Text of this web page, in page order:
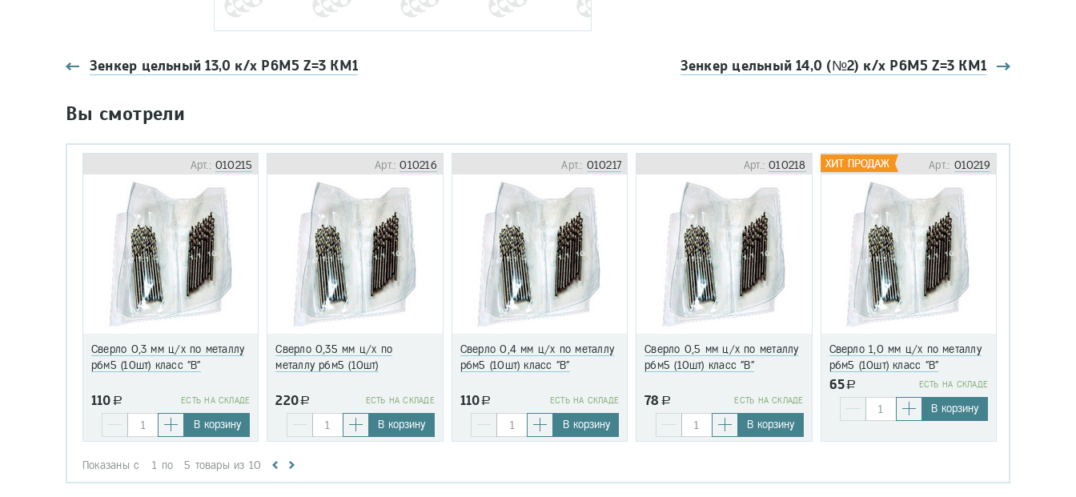
Зенкер цельный 13,0 к/х Р6М5 Z=3 КМ1 Зенкер цельный 14,0 (№2) к/х Р6М5 Z=3 КМ1
Вы смотрели
Арт.:010215
Сверло 0,3 мм ц/х по металлу
р6м5 (10шт) класс "В"
110 a EСТЬ НА СКЛАДЕ
В корзину
Арт.:010216
Сверло 0,35 мм ц/х по
металлу р6м5 (10шт)
220a EСТЬ НА СКЛАДЕ
В корзину
Арт.: 010217
Сверло 0,4 мм ц/х по металлу
р6м5 (10шт) класс "В"
110a EСТЬ НА СКЛАДЕ
В корзину
Арт.:010218
Сверло 0,5 мм ц/х по металлу
р6м5 (10шт) класс "В"
78 a EСТЬ НА СКЛАДЕ
В корзину
Арт.: 010219
Сверло 1,0 мм ц/х по металлу
р6м5 (10шт) класс "В"
65a EСТЬ НА СКЛАДЕ
В корзину
Показаны с 1 по 5 товары из 10